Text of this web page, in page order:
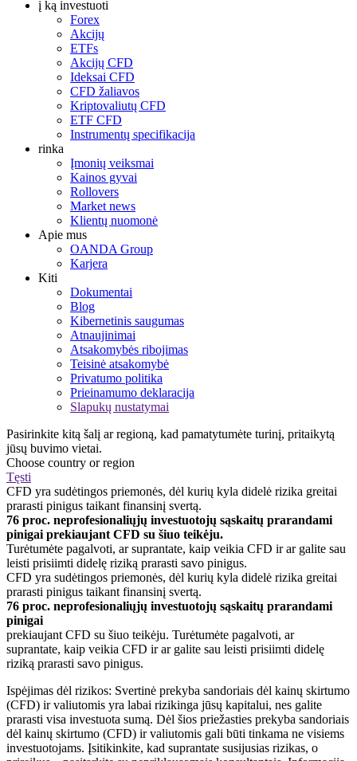
į ką investuoti
Forex
Akcijų
ETFs
Akcijų CFD
Ideksai CFD
CFD žaliavos
Kriptovaliutų CFD
ETF CFD
Instrumentų specifikacija
rinka
Įmonių veiksmai
Kainos gyvai
Rollovers
Market news
Klientų nuomonė
Apie mus
OANDA Group
Karjera
Kiti
Dokumentai
Blog
Kibernetinis saugumas
Atnaujinimai
Atsakomybės ribojimas
Teisinė atsakomybė
Privatumo politika
Prieinamumo deklaracija
Slapukų nustatymai
Pasirinkite kitą šalį ar regioną, kad pamatytumėte turinį, pritaikytą
jūsų buvimo vietai.
Choose country or region
Tęsti
CFD yra sudėtingos priemonės, dėl kurių kyla didelė rizika greitai
prarasti pinigus taikant finansinį svertą.
76 proc. neprofesionaliųjų investuotojų sąskaitų prarandami
pinigai prekiaujant CFD su šiuo teikėju.
Turėtumėte pagalvoti, ar suprantate, kaip veikia CFD ir ar galite sau
leisti prisiimti didelę riziką prarasti savo pinigus.
CFD yra sudėtingos priemonės, dėl kurių kyla didelė rizika greitai
prarasti pinigus taikant finansinį svertą.
76 proc. neprofesionaliųjų investuotojų sąskaitų prarandami
pinigai
prekiaujant CFD su šiuo teikėju. Turėtumėte pagalvoti, ar
suprantate, kaip veikia CFD ir ar galite sau leisti prisiimti didelę
riziką prarasti savo pinigus.
Ispėjimas dėl rizikos: Svertinė prekyba sandoriais dėl kainų skirtumo
(CFD) ir valiutomis yra labai rizikinga jūsų kapitalui, nes galite
prarasti visa investuota sumą. Dėl šios priežasties prekyba sandoriais
dėl kainų skirtumo (CFD) ir valiutomis gali būti tinkama ne visiems
investuotojams. Įsitikinkite, kad suprantate susijusias rizikas, o